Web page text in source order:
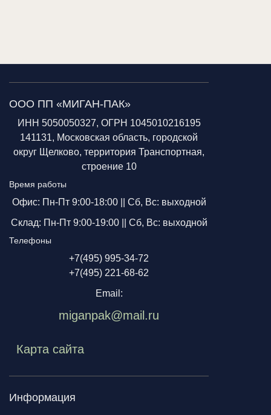
ООО ПП «МИГАН-ПАК»
ИНН 5050050327, ОГРН 1045010216195
141131, Московская область, городской
округ Щелково, территория Транспортная,
строение 10
Время работы
Офис: Пн-Пт 9:00-18:00 || Сб, Вс: выходной
Склад: Пн-Пт 9:00-19:00 || Сб, Вс: выходной
Телефоны
+7(495) 995-34-72
+7(495) 221-68-62
Email:
miganpak@mail.ru
Карта сайта
Информация